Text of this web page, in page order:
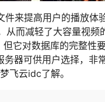
件来提高用户的播放
从而减轻了大容量视
它对数据库的完整性
器可供用户选择，
飞云idc了解。